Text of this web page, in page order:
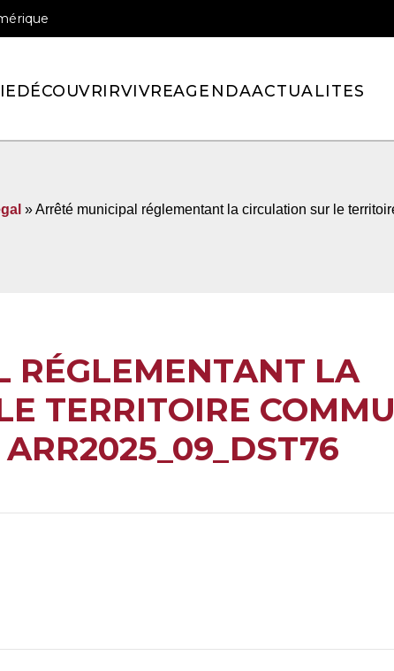
DÉCOUVRIRVIVREAGENDAACTUALITES
» Arrêté municipal réglementant la circulation sur le
RÉGLEMENTANT LA
TERRITOIRE